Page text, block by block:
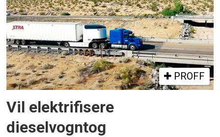
PROFF
Vil elektrifisere
dieselvogntog